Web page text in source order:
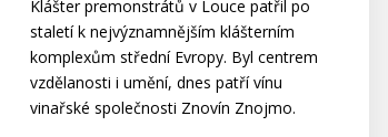
Klášter premonstrátů v Louce patřil po
staletí k nejvýznamnějším klášterním
komplexům střední Evropy. Byl centrem
vzdělanosti i umění, dnes patří vínu
vinařské společnosti Znovín Znojmo.